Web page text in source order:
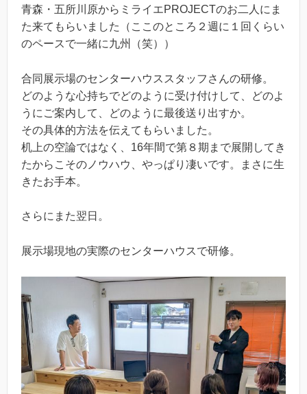
青森・五所川原からミライエPROJECTのお二人にま
た来てもらいました（ここのところ２週に１回くらい
のペースで一緒に九州（笑））
合同展示場のセンターハウススタッフさんの研修。
どのような心持ちでどのように受け付けして、どのよ
うにご案内して、どのように最後送り出すか。
その具体的方法を伝えてもらいました。
机上の空論ではなく、16年間で第８期まで展開してき
たからこそのノウハウ、やっぱり凄いです。まさに生
きたお手本。
さらにまた翌日。
展示場現地の実際のセンターハウスで研修。